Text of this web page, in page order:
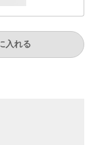
入れる